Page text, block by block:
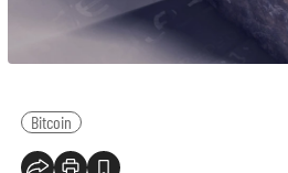
Bitcoin